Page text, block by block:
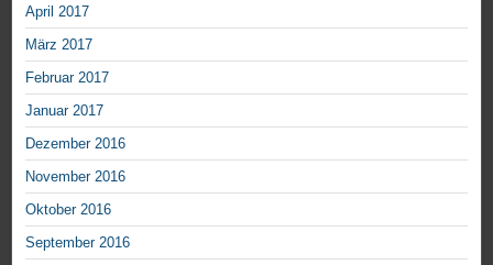
April 2017
März 2017
Februar 2017
Januar 2017
Dezember 2016
November 2016
Oktober 2016
September 2016